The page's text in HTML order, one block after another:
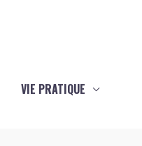
VIE PRATIQUE